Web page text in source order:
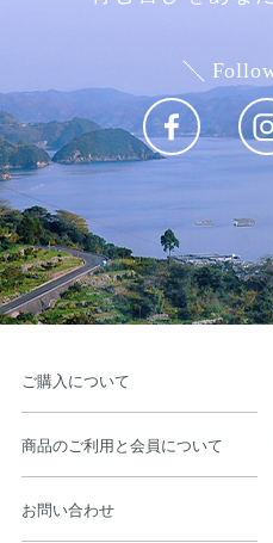
ご購入について
商品のご利用と会員について
お問い合わせ